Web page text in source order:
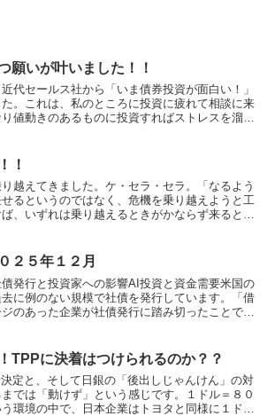
願いが叶いました！！
代セールス社から「いま債券投資が面白い！」
。これは、私のところに投資に疲れて相談に来
値動きのあるものに投資すればストレスを溜め
！
越えてきました。ケ・セラ・セラ。「なるよう
るというのではなく、危機を乗り越えようと工
、いずれは乗り越えるときがかならず来るとい
２５年１２月
発行と投資家への影響AI投資と資金需要米国の
に例のない規模で社債を発行しています。「借
のあった企業が社債発行に踏み切ったことで、
TPPに決着はつけられるのか？？
定と、そして日銀の「後出しじゃんけん」の対
では「動けず」という感じです。１ドル＝８０
環境の中で、日本企業はトヨタと同様に１ドル